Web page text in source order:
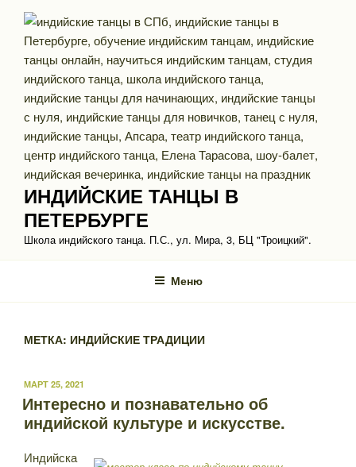
Перейти
содержимому
ИНДИЙСКИЕ ТАНЦЫ В
ПЕТЕРБУРГЕ
Школа индийского танца. П.С., ул. Мира, 3, БЦ "Троицкий".
Меню
МЕТКА: ИНДИЙСКИЕ ТРАДИЦИИ
ОПУБЛИКОВАНО
МАРТ 25, 2021
Интересно и познавательно об
индийской культуре и искусстве.
Индийска